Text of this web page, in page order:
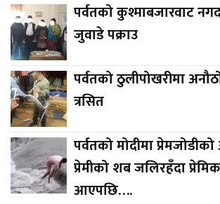
पर्वतको कुश्माबजारवाट
जुवाडे पक्राउ
पर्वतको ठुलीपोखरीमा
त्रसित
पर्वतको मोदीमा
प्रेमीको शब जलिरहँदा
आएपछि….